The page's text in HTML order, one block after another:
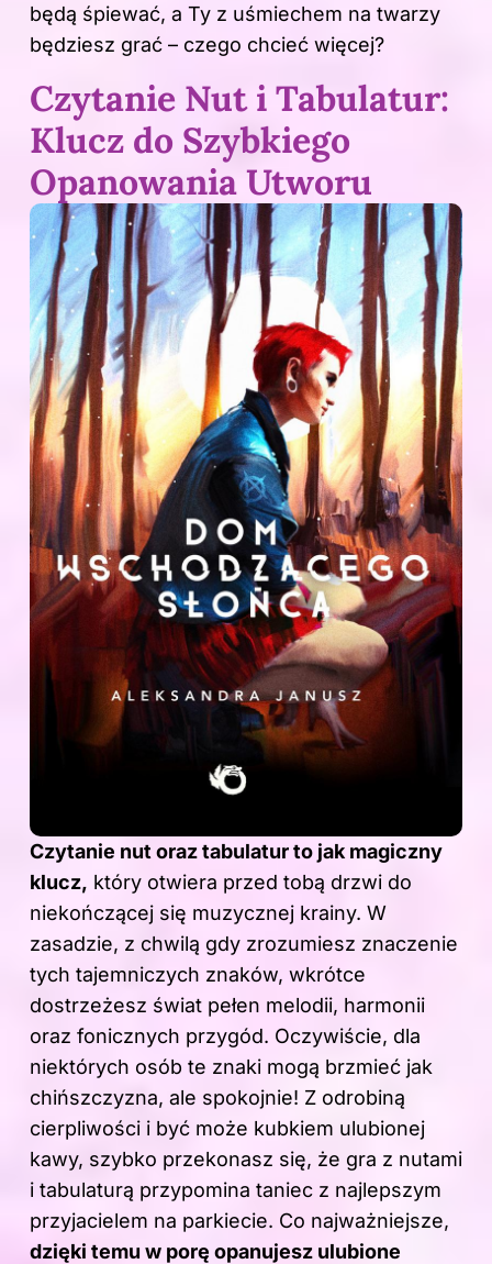
będą śpiewać, a Ty z uśmiechem na twarzy
będziesz grać – czego chcieć więcej?
Czytanie Nut i Tabulatur:
Klucz do Szybkiego
Opanowania Utworu
Czytanie nut oraz tabulatur to jak magiczny
klucz, który otwiera przed tobą drzwi do
niekończącej się muzycznej krainy. W
zasadzie, z chwilą gdy zrozumiesz znaczenie
tych tajemniczych znaków, wkrótce
dostrzeżesz świat pełen melodii, harmonii
oraz fonicznych przygód. Oczywiście, dla
niektórych osób te znaki mogą brzmieć jak
chińszczyzna, ale spokojnie! Z odrobiną
cierpliwości i być może kubkiem ulubionej
kawy, szybko przekonasz się, że gra z nutami
i tabulaturą przypomina taniec z najlepszym
przyjacielem na parkiecie. Co najważniejsze,
dzięki temu w porę opanujesz ulubione